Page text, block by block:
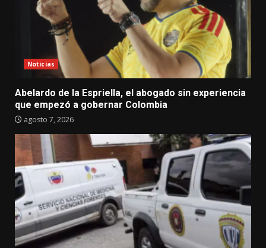
Noticias
Abelardo de la Espriella, el abogado sin experiencia
que empezó a gobernar Colombia
agosto 7, 2026